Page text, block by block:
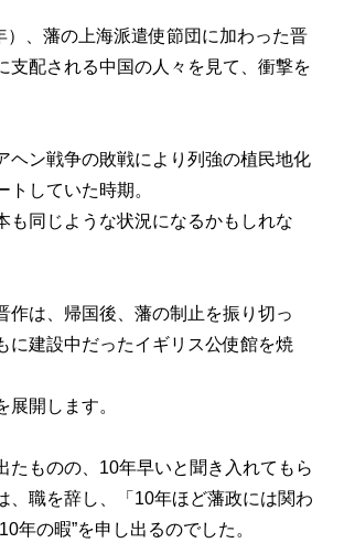
）、藩の上海派遣使節団に加わった晋
支配される中国の人々を見て、衝撃を
ヘン戦争の敗戦により列強の植民地化
トしていた時期。
も同じような状況になるかもしれな
作は、帰国後、藩の制止を振り切っ
に建設中だったイギリス公使館を焼
展開します。
たものの、10年早いと聞き入れてもら
、職を辞し、「10年ほど藩政には関わ
年の暇”を申し出るのでした。